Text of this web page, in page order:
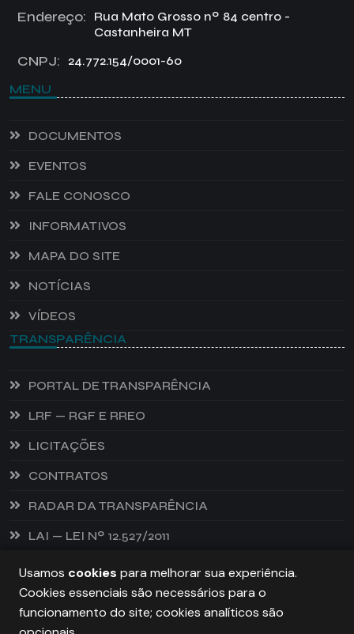
Endereço:
Rua Mato Grosso nº 84 centro -
Castanheira MT
CNPJ: 24.772.154/0001-60
MENU
DOCUMENTOS
EVENTOS
FALE CONOSCO
INFORMATIVOS
MAPA DO SITE
NOTÍCIAS
VÍDEOS
TRANSPARÊNCIA
PORTAL DE TRANSPARÊNCIA
LRF — RGF E RREO
LICITAÇÕES
CONTRATOS
RADAR DA TRANSPARÊNCIA
LAI — LEI Nº 12.527/2011
PREFEITURA DE CASTANHEIRA, TODOS OS DIREITOS
Usamos cookies para melhorar sua experiência.
Cookies essenciais são necessários para o
funcionamento do site; cookies analíticos são